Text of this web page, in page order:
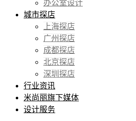
办公室设计
城市探店
上海探店
广州探店
成都探店
北京探店
深圳探店
行业资讯
米尚丽旗下媒体
设计服务